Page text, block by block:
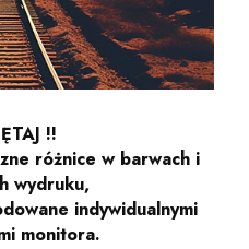
!!
różnice w barwach i
wydruku,
indywidualnymi
monitora.